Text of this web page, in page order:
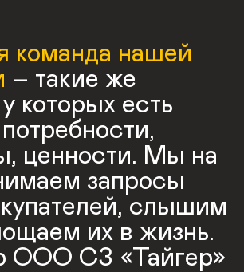
команда нашей
– такие же
которых есть
ценности. Мы на
запросы
слышим
их в жизнь.
ООО СЗ «Тайгер»